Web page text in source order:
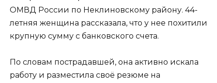
ОМВД России по Неклиновскому району. 44-
летняя женщина рассказала, что у нее похитили
крупную сумму с банковского счета.
По словам пострадавшей, она активно искала
работу и разместила своё резюме на